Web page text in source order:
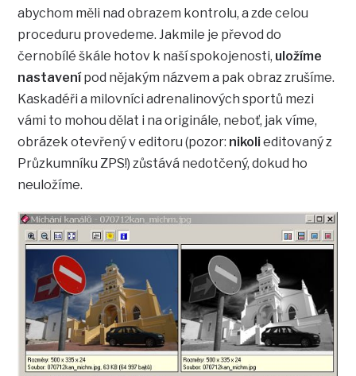
abychom měli nad obrazem kontrolu, a zde celou
proceduru provedeme. Jakmile je převod do
černobílé škále hotov k naší spokojenosti, uložíme
nastavenípod nějakým názvem a pak obraz zrušíme.
Kaskadéři a milovníci adrenalinových sportů mezi
vámi to mohou dělat i na originále, neboť, jak víme,
obrázek otevřený v editoru (pozor: nikolieditovaný z
Průzkumníku ZPS!) zůstává nedotčený, dokud ho
neuložíme.